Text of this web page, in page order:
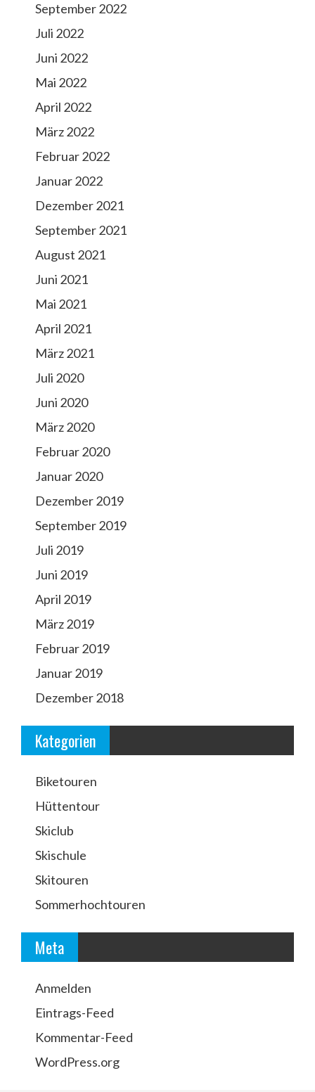
September 2022
Juli 2022
Juni 2022
Mai 2022
April 2022
März 2022
Februar 2022
Januar 2022
Dezember 2021
September 2021
August 2021
Juni 2021
Mai 2021
April 2021
März 2021
Juli 2020
Juni 2020
März 2020
Februar 2020
Januar 2020
Dezember 2019
September 2019
Juli 2019
Juni 2019
April 2019
März 2019
Februar 2019
Januar 2019
Dezember 2018
Kategorien
Biketouren
Hüttentour
Skiclub
Skischule
Skitouren
Sommerhochtouren
Meta
Anmelden
Eintrags-Feed
Kommentar-Feed
WordPress.org